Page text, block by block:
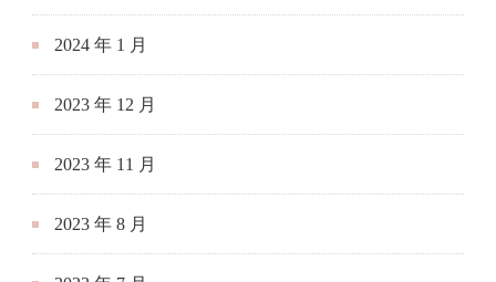
2024 年 1 月
2023 年 12 月
2023 年 11 月
2023 年 8 月